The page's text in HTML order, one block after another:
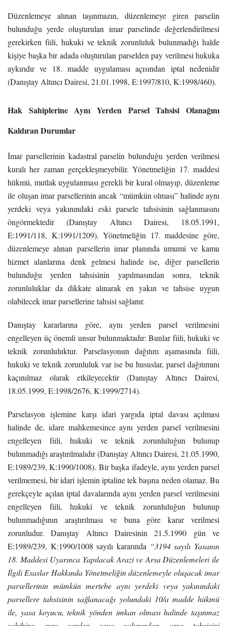
Düzenlemeye alınan taşınmazın, düzenlemeye giren parselin
bulunduğu yerde oluşturulan imar parselinde değerlendirilmesi
gerekirken fiili, hukuki ve teknik zorunluluk bulunmadığı halde
kişiye başka bir adada oluşturulan parselden pay verilmesi hukuka
aykırıdır ve 18. madde uygulaması açısından iptal nedenidir
(Danıştay Altıncı Dairesi, 21.01.1998, E:1997/810, K:1998/460).
Hak Sahiplerine Aynı Yerden Parsel Tahsisi Olanağını
Kaldıran Durumlar
İmar parsellerinin kadastral parselin bulunduğu yerden verilmesi
kuralı her zaman gerçekleşmeyebilir. Yönetmeliğin 17. maddesi
hükmü, mutlak uygulanması gerekli bir kural olmayıp, düzenleme
ile oluşan imar parsellerinin ancak “mümkün olması” halinde aynı
yerdeki veya yakınındaki eski parsele tahsisinin sağlanmasını
öngörmektedir (Danıştay Altıncı Dairesi, 18.05.1991,
E:1991/118, K:1991/1209). Yönetmeliğin 17. maddesine göre,
düzenlemeye alınan parsellerin imar planında umumi ve kamu
hizmet alanlarına denk gelmesi halinde ise, diğer parsellerin
bulunduğu yerden tahsisinin yapılmasından sonra, teknik
zorunluluklar da dikkate alınarak en yakın ve tahsise uygun
olabilecek imar parsellerine tahsisi sağlanır.
Danıştay kararlarına göre, aynı yerden parsel verilmesini
engelleyen üç önemli unsur bulunmaktadır: Bunlar fiili, hukuki ve
teknik zorunluluktur. Parselasyonun dağıtım aşamasında fiili,
hukuki ve teknik zorunluluk var ise bu hususlar, parsel dağıtımını
kaçınılmaz olarak etkileyecektir (Danıştay Altıncı Dairesi,
18.05.1999, E:1998/2676, K:1999/2714).
Parselasyon işlemine karşı idari yargıda iptal davası açılması
halinde de, idare mahkemesince aynı yerden parsel verilmesini
engelleyen fiili, hukuki ve teknik zorunluluğun bulunup
bulunmadığı araştırılmalıdır (Danıştay Altıncı Dairesi, 21.05.1990,
E:1989/239, K:1990/1008). Bir başka ifadeyle, aynı yerden parsel
verilmemesi, bir idari işlemin iptaline tek başına neden olamaz. Bu
gerekçeyle açılan iptal davalarında aynı yerden parsel verilmesini
engelleyen fiili, hukuki ve teknik zorunluluğun bulunup
bulunmadığının araştırılması ve buna göre karar verilmesi
zorunludur. Danıştay Altıncı Dairesinin 21.5.1990 gün ve
E:1989/239, K:1990/1008 sayılı kararında “3194 sayılı Yasanın
18. Maddesi Uyarınca Yapılacak Arazi ve Arsa Düzenlemeleri ile
İlgili Esaslar Hakkında Yönetmeliğin düzenlemeyle oluşacak imar
parsellerinin mümkün mertebe aynı yerdeki veya yakınındaki
parsellere tahsisinin sağlanacağı yolundaki 10/a madde hükmü
ile, yasa koyucu, teknik yönden imkan olması halinde taşınmaz